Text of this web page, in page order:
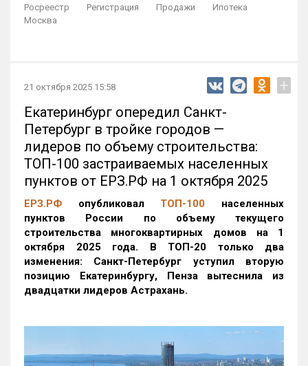
Росреестр Регистрация Продажи
Ипотека
Москва
21 октября 2025 15:58 +
Екатеринбург опередил Санкт-
Петербург в тройке городов —
лидеров по объему строительства:
ТОП-100 застраиваемых населенных
пунктов от ЕРЗ.РФ на 1 октября 2025
ЕРЗ.РФ опубликовал ТОП-100 населенных
пунктов России по объему текущего
строительства многоквартирных домов на 1
октября 2025 года. В ТОП-20 только два
изменения: Санкт-Петербург уступил вторую
позицию Екатеринбургу, Пенза вытеснила из
двадцатки лидеров Астрахань.